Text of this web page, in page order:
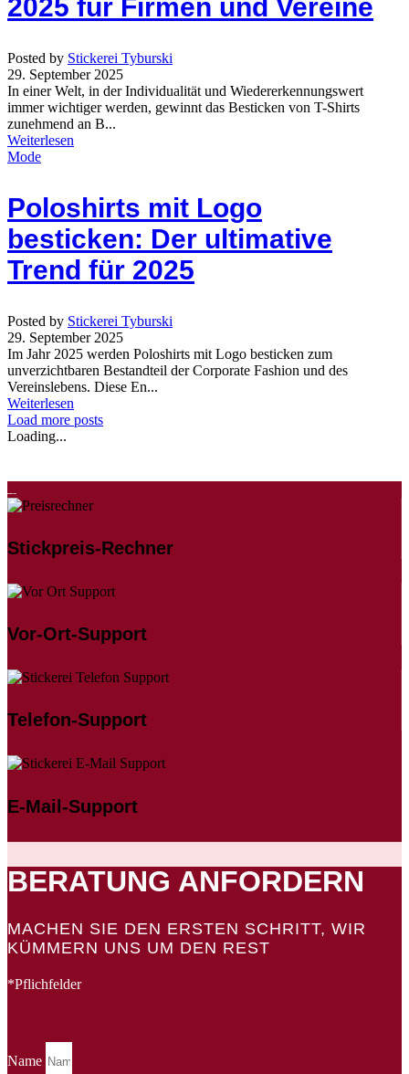
2025 für Firmen und Vereine
Posted by Stickerei Tyburski
29. September 2025
In einer Welt, in der Individualität und Wiedererkennungswert
immer wichtiger werden, gewinnt das Besticken von T-Shirts
zunehmend an B...
Weiterlesen
Mode
Poloshirts mit Logo
besticken: Der ultimative
Trend für 2025
Posted by Stickerei Tyburski
29. September 2025
Im Jahr 2025 werden Poloshirts mit Logo besticken zum
unverzichtbaren Bestandteil der Corporate Fashion und des
Vereinslebens. Diese En...
Weiterlesen
Load more posts
Loading...
Stickpreis-Rechner
Vor-Ort-Support
Telefon-Support
E-Mail-Support
BERATUNG ANFORDERN
MACHEN SIE DEN ERSTEN SCHRITT, WIR
KÜMMERN UNS UM DEN REST
*Pflichfelder
Name